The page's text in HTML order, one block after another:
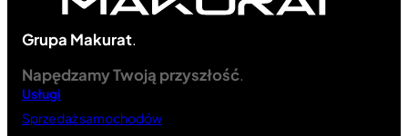
Grupa Makurat.
Napędzamy Twoją przyszłość.
Usługi
Sprzedaż samochodów